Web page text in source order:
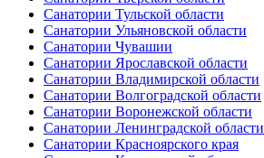
Санатории Тульской области
Санатории Ульяновской области
Санатории Чувашии
Санатории Ярославской области
Санатории Владимирской области
Санатории Волгоградской области
Санатории Воронежской области
Санатории Ленинградской области
Санатории Красноярского края